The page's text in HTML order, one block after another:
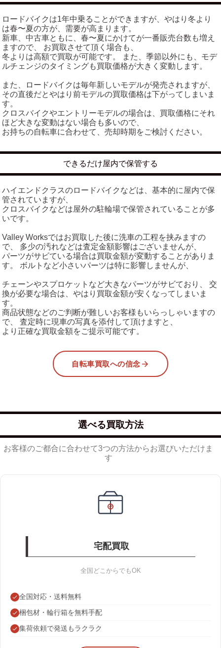
ロードバイクは1年中乗ることができますが、やはり冬より
は春〜夏の方が、需要が高まります。
新車、中古車ともに、春〜夏にかけてが一番販売台数も増え
ますので、 お買取させて頂く場合も、
冬よりは高額で買取が可能です。 また、季節以外にも、モデ
ルチェンジのタイミングも買取価格が大きく変動します。
また、ロードバイクは毎年新しいモデルが発売されますが、
その直後だとやはり前モデルの買取価格は下がってしまいま
す。
クロスバイクやエントリーモデルの場合は、買取価格にそれ
ほど大きな変動はない場合も多いので、
お持ちの自転車に合わせて、売却時期をご検討ください。
できるだけ屋内で保管する
ハイエンドクラスのロードバイクなどは、基本的に屋内で保
管されていますが、
クロスバイクなどは屋外の駐輪場で保管されていることが多
いです。
Valley Worksではお買取した後に洗車の工程を挟みますの
で、 多少の汚れなどは査定金額影響はございませんが、
パーツがサビている場合は買取金額が変動することがありま
す。 ボルトなど小さいパーツは特に影響しませんが、
チェーンやスプロケットなど大きなパーツがサビており、 交
換が必要な場合は、やはり買取金額が安くなってしまいま
す。
商品状態などのご判断が難しいお客様もいらっしゃいますの
で、 査定時に現車の写真を添付して頂けますと、
より正確な買取金額をご提示可能です。
自転車買取への信念
選べる買取方法
お客様のご都合に合わせて3つの方法からお選びいただけま
す
宅配買取
全国どこからでもOK
全国対応・送料無料
梱包材・輪行箱を無料手配
集荷依頼で発送もラクラク